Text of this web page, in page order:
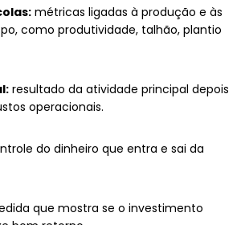
métricas ligadas à produção e às
como produtividade, talhão, plantio
resultado da atividade principal depois
operacionais.
do dinheiro que entra e sai da
que mostra se o investimento